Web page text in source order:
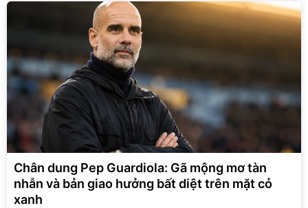
Chân dung Pep Guardiola: Gã mộng mơ tàn
nhẫn và bản giao hưởng bất diệt trên mặt cỏ
xanh